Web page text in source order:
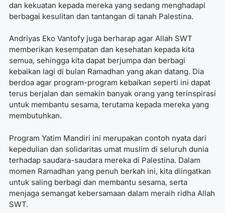
dan kekuatan kepada mereka yang sedang menghadapi
berbagai kesulitan dan tantangan di tanah Palestina.
Andriyas Eko Vantofy juga berharap agar Allah SWT
memberikan kesempatan dan kesehatan kepada kita
semua, sehingga kita dapat berjumpa dan berbagi
kebaikan lagi di bulan Ramadhan yang akan datang. Dia
berdoa agar program-program kebaikan seperti ini dapat
terus berjalan dan semakin banyak orang yang terinspirasi
untuk membantu sesama, terutama kepada mereka yang
membutuhkan.
Program Yatim Mandiri ini merupakan contoh nyata dari
kepedulian dan solidaritas umat muslim di seluruh dunia
terhadap saudara-saudara mereka di Palestina. Dalam
momen Ramadhan yang penuh berkah ini, kita diingatkan
untuk saling berbagi dan membantu sesama, serta
menjaga semangat kebersamaan dalam meraih ridha Allah
SWT.